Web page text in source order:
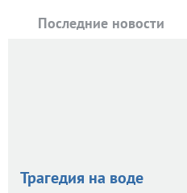
Последние новости
Трагедия на воде